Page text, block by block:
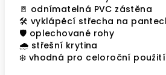
🚪 odnímatelná PVC zástěna
🛠 vyklápěcí střecha na
🛡 oplechované rohy
🌧 střešní krytina
❄️ vhodná pro celoroční použití